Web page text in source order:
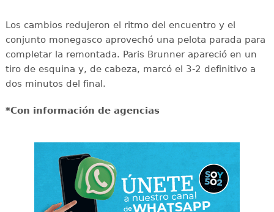
Los cambios redujeron el ritmo del encuentro y el
conjunto monegasco aprovechó una pelota parada para
completar la remontada. Paris Brunner apareció en un
tiro de esquina y, de cabeza, marcó el 3-2 definitivo a
dos minutos del final.
*Con información de agencias